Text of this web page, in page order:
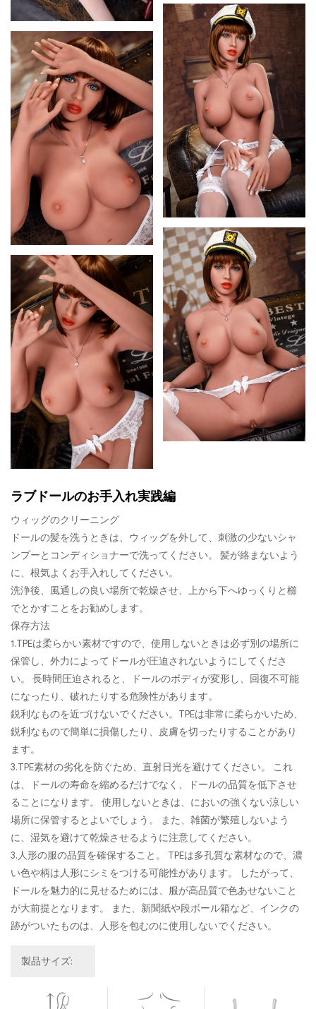
ラブドールのお手入れ実践編
ウィッグのクリーニング
ドールの髪を洗うときは、ウィッグを外して、刺激の少ないシャ
ンプーとコンディショナーで洗ってください。 髪が絡まないよう
に、根気よくお手入れしてください。
洗浄後、風通しの良い場所で乾燥させ、上から下へゆっくりと櫛
でとかすことをお勧めします。
保存方法
1.TPEは柔らかい素材ですので、使用しないときは必ず別の場所に
保管し、外力によってドールが圧迫されないようにしてくださ
い。 長時間圧迫されると、ドールのボディが変形し、回復不可能
になったり、破れたりする危険性があります。
鋭利なものを近づけないでください。TPEは非常に柔らかいため、
鋭利なもので簡単に損傷したり、皮膚を切ったりすることがあり
ます。
3.TPE素材の劣化を防ぐため、直射日光を避けてください。 これ
は、ドールの寿命を縮めるだけでなく、ドールの品質を低下させ
ることになります。 使用しないときは、においの強くない涼しい
場所に保管するとよいでしょう。 また、雑菌が繁殖しないよう
に、湿気を避けて乾燥させるように注意してください。
3.人形の服の品質を確保すること。 TPEは多孔質な素材なので、濃
い色や柄は人形にシミをつける可能性があります。 したがって、
ドールを魅力的に見せるためには、服が高品質で色あせないこと
が大前提となります。 また、新聞紙や段ボール箱など、インクの
跡がついたものは、人形を包むのに使用しないでください。
製品サイズ: